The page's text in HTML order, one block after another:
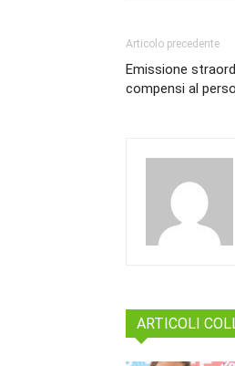
Articolo precedente
Emissione
compensi al
ARTICOLI